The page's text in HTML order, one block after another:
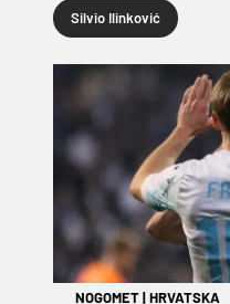
Silvio Ilinković
NOGOMET|HRVATSKA